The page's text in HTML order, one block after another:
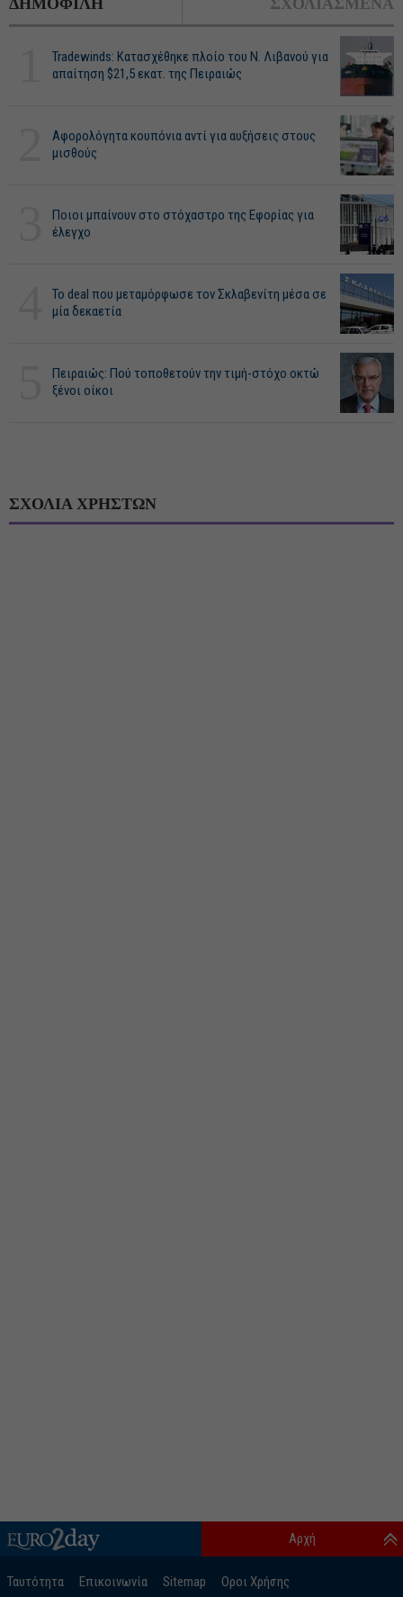
ΔΗΜΟΦΙΛΗ ΣΧΟΛΙΑΣΜΕΝΑ
Tradewinds: Κατασχέθηκε πλοίο του Ν. Λιβανού για
απαίτηση $21,5 εκατ. της Πειραιώς
Αφορολόγητα κουπόνια αντί για αυξήσεις στους
μισθούς
Ποιοι μπαίνουν στο στόχαστρο της Εφορίας για
έλεγχο
Το deal που μεταμόρφωσε τον Σκλαβενίτη μέσα σε
μία δεκαετία
Πειραιώς: Πού τοποθετούν την τιμή-στόχο οκτώ
ξένοι οίκοι
ΣΧΟΛΙΑ ΧΡΗΣΤΩΝ
Ταυτότητα Επικοινωνία Sitemap Οροι Χρήσης
Αρχή